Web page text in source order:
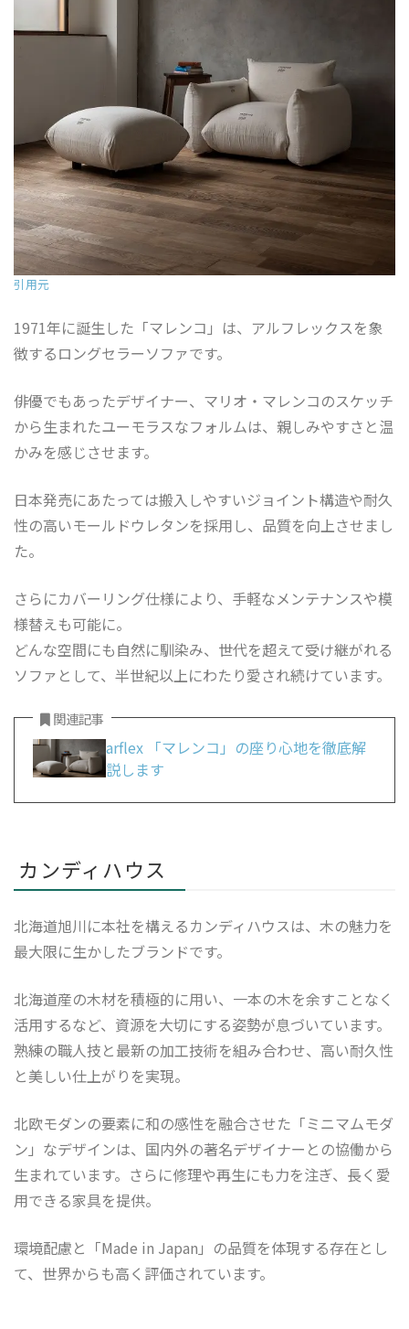
引用元
1971年に誕生した「マレンコ」は、アルフレックスを象
徴するロングセラーソファです。
俳優でもあったデザイナー、マリオ・マレンコのスケッチ
から生まれたユーモラスなフォルムは、親しみやすさと温
かみを感じさせます。
日本発売にあたっては搬入しやすいジョイント構造や耐久
性の高いモールドウレタンを採用し、品質を向上させまし
た。
さらにカバーリング仕様により、手軽なメンテナンスや模
様替えも可能に。
どんな空間にも自然に馴染み、世代を超えて受け継がれる
ソファとして、半世紀以上にわたり愛され続けています。
関連記事
arflex 「マレンコ」の座り心地を徹底解
説します
カンディハウス
北海道旭川に本社を構えるカンディハウスは、木の魅力を
最大限に生かしたブランドです。
北海道産の木材を積極的に用い、一本の木を余すことなく
活用するなど、資源を大切にする姿勢が息づいています。
熟練の職人技と最新の加工技術を組み合わせ、高い耐久性
と美しい仕上がりを実現。
北欧モダンの要素に和の感性を融合させた「ミニマムモダ
ン」なデザインは、国内外の著名デザイナーとの協働から
生まれています。さらに修理や再生にも力を注ぎ、長く愛
用できる家具を提供。
環境配慮と「Made in Japan」の品質を体現する存在とし
て、世界からも高く評価されています。